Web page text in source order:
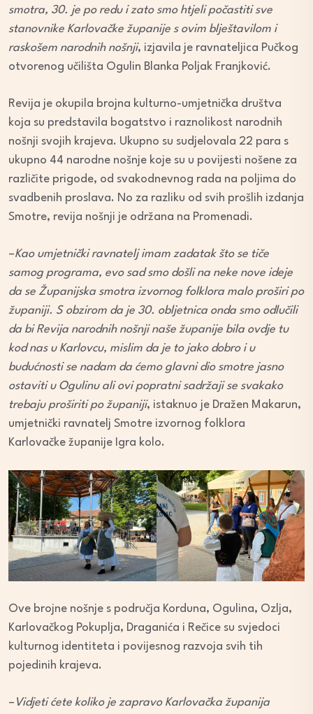
smotra, 30. je po redu i zato smo htjeli počastiti sve
stanovnike Karlovačke županije s ovim blještavilom i
raskošem narodnih nošnji, izjavila je ravnateljica Pučkog
otvorenog učilišta Ogulin Blanka Poljak Franjković.
Revija je okupila brojna kulturno-umjetnička društva
koja su predstavila bogatstvo i raznolikost narodnih
nošnji svojih krajeva. Ukupno su sudjelovala 22 para s
ukupno 44 narodne nošnje koje su u povijesti nošene za
različite prigode, od svakodnevnog rada na poljima do
svadbenih proslava. No za razliku od svih prošlih izdanja
Smotre, revija nošnji je održana na Promenadi.
–Kao umjetnički ravnatelj imam zadatak što se tiče
samog programa, evo sad smo došli na neke nove ideje
da se Županijska smotra izvornog folklora malo proširi po
županiji. S obzirom da je 30. obljetnica onda smo odlučili
da bi Revija narodnih nošnji naše županije bila ovdje tu
kod nas u Karlovcu, mislim da je to jako dobro i u
budućnosti se nadam da ćemo glavni dio smotre jasno
ostaviti u Ogulinu ali ovi popratni sadržaji se svakako
trebaju proširiti po županiji, istaknuo je Dražen Makarun,
umjetnički ravnatelj Smotre izvornog folklora
Karlovačke županije Igra kolo.
Ove brojne nošnje s područja Korduna, Ogulina, Ozlja,
Karlovačkog Pokuplja, Draganića i Rečice su svjedoci
kulturnog identiteta i povijesnog razvoja svih tih
pojedinih krajeva.
– Vidjeti ćete koliko je zapravo Karlovačka županija